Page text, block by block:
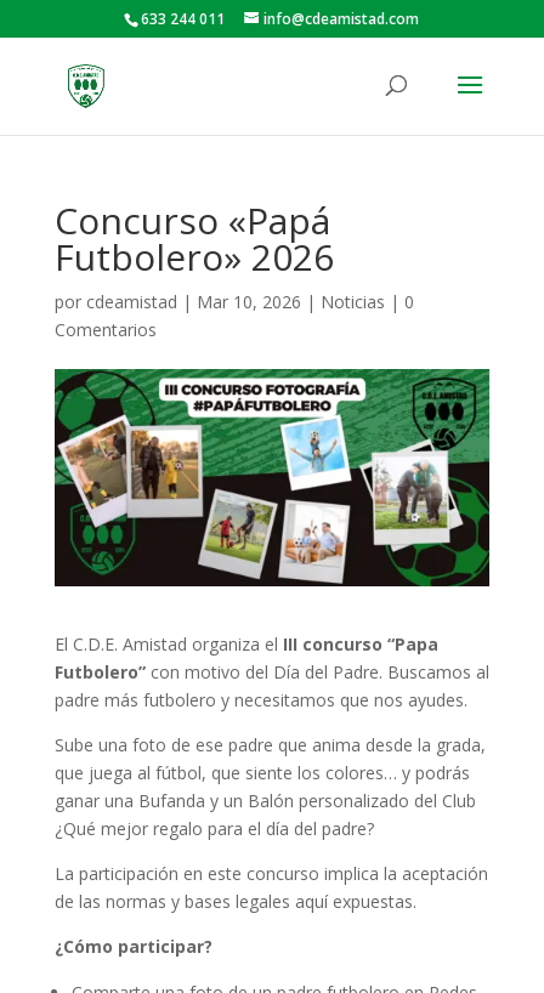
633 244 011 info@cdeamistad.com
Concurso «Papá
Futbolero» 2026
por cdeamistad | Mar 10, 2026 | Noticias | 0
Comentarios
El C.D.E. Amistad organiza el III concurso “Papa
Futbolero”con motivo del Día del Padre. Buscamos al
padre más futbolero y necesitamos que nos ayudes.
Sube una foto de ese padre que anima desde la grada,
que juega al fútbol, que siente los colores… y podrás
ganar una Bufanda y un Balón personalizado del Club
¿Qué mejor regalo para el día del padre?
La participación en este concurso implica la aceptación
de las normas y bases legales aquí expuestas.
¿Cómo participar?